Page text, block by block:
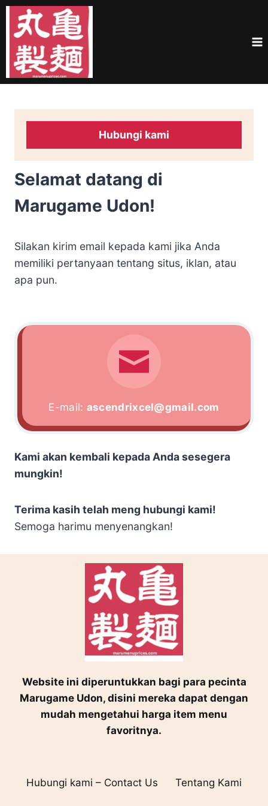
Skip
content
Hubungi kami
Selamat datang di
Marugame Udon!
Silakan kirim email kepada kami jika Anda
memiliki pertanyaan tentang situs, iklan, atau
apa pun.
E-mail: ascendrixcel@gmail.com
Kami akan kembali kepada Anda sesegera
mungkin!
Terima kasih telah meng hubungi kami!
Semoga harimu menyenangkan!
Website ini diperuntukkan bagi para pecinta
Marugame Udon, disini mereka dapat dengan
mudah mengetahui harga item menu
favoritnya.
Hubungi kami – Contact Us Tentang Kami